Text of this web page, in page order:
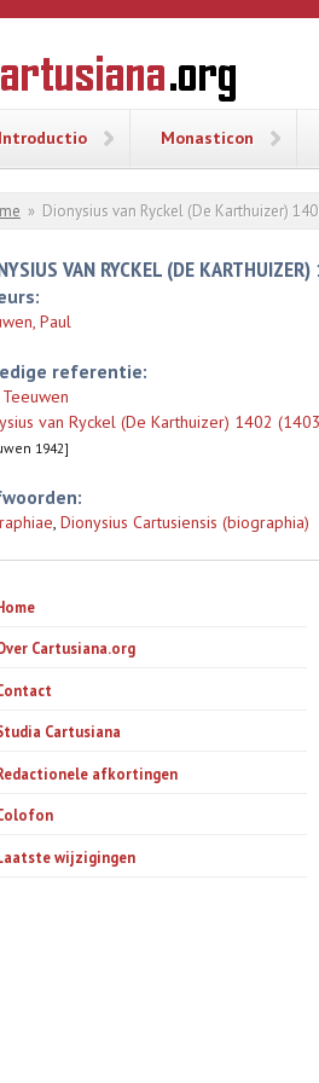
Introductio Monasticon
bent hier
» Dionysius van Ryckel (De Karthuizer)
VAN RYCKEL (DE
Paul
referentie:
van Ryckel (De Karthuizer) 1402
1942]
, Dionysius Cartusiensis (biographia)
Cartusiana.org
Cartusiana
afkortingen
wijzigingen